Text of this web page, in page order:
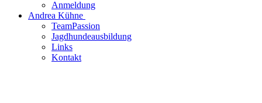
Anmeldung
Andrea Kühne
TeamPassion
Jagdhundeausbildung
Links
Kontakt